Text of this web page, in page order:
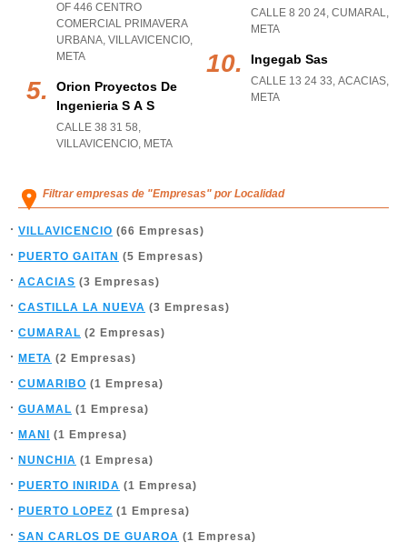
OF 446 CENTRO
COMERCIAL PRIMAVERA
URBANA, VILLAVICENCIO,
META
Orion Proyectos De
Ingenieria S A S
CALLE 38 31 58,
VILLAVICENCIO, META
CALLE 8 20 24, CUMARAL,
META
Ingegab Sas
CALLE 13 24 33, ACACIAS,
META
Filtrar empresas de "Empresas" por Localidad
VILLAVICENCIO (66 Empresas)
PUERTO GAITAN (5 Empresas)
ACACIAS (3 Empresas)
CASTILLA LA NUEVA (3 Empresas)
CUMARAL (2 Empresas)
META (2 Empresas)
CUMARIBO (1 Empresa)
GUAMAL (1 Empresa)
MANI
(1 Empresa)
NUNCHIA (1 Empresa)
PUERTO INIRIDA (1 Empresa)
PUERTO LOPEZ (1 Empresa)
SAN CARLOS DE GUAROA (1 Empresa)